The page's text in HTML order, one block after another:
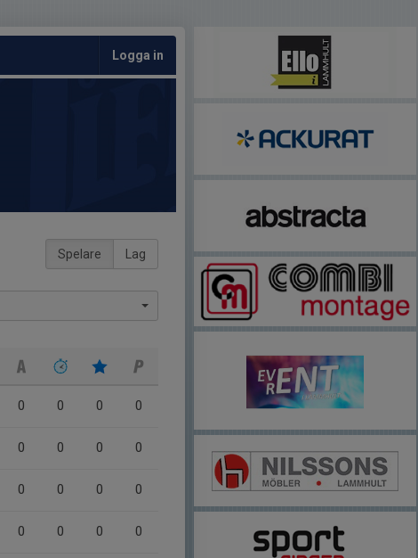
Logga in
Spelare Lag
0 0 0 0
0 0 0 0
0 0 0 0
0 0 0 0